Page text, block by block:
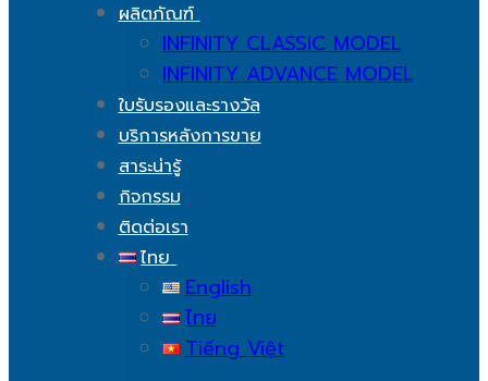
ผลิตภัณฑ์
INFINITY CLASSIC MODEL
INFINITY ADVANCE MODEL
ใบรับรองและรางวัล
บริการหลังการขาย
สาระน่ารู้
กิจกรรม
ติดต่อเรา
ไทย
English
ไทย
Tiếng Việt